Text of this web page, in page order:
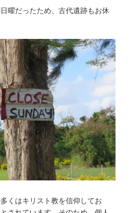
曜だったため、古代遺跡もお休
くはキリスト教を信仰してお